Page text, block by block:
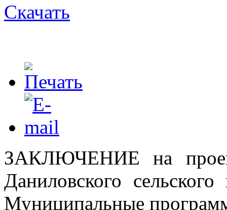
Скачать
ЗАКЛЮЧЕНИЕ на
Даниловского
Муниципальные